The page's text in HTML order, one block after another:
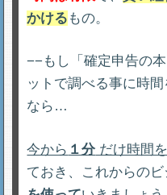
かける もの。
−−もし「確定申告の
ットで調べる事に時
なら…
今から １分 だけ時間
ておき、これからの